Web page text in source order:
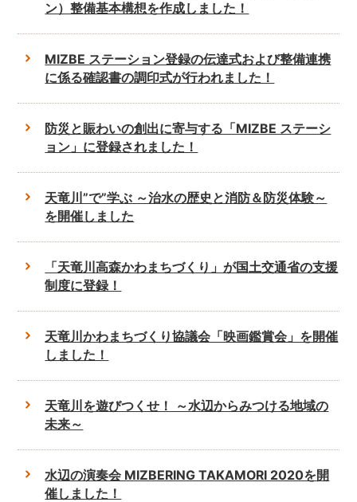
ン）整備基本構想を作成しました！
MIZBE ステーション登録の伝達式および整備連携
に係る確認書の調印式が行われました！
防災と賑わいの創出に寄与する「MIZBE ステーシ
ョン」に登録されました！
天竜川”で”学ぶ ～治水の歴史と消防＆防災体験～
を開催しました
「天竜川高森かわまちづくり」が国土交通省の支援
制度に登録！
天竜川かわまちづくり協議会「映画鑑賞会」を開催
しました！
天竜川を遊びつくせ！ ～水辺からみつける地域の
未来～
水辺の演奏会 MIZBERING TAKAMORI 2020を開
催しました！